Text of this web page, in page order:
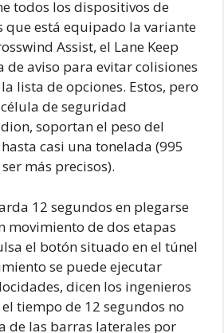
todos los dispositivos de
que está equipado la variante
Assist, el Lane Keep
de aviso para evitar colisiones
lista de opciones. Estos, pero
de seguridad
soportan el peso del
casi una tonelada (995
más precisos).
12 segundos en plegarse
movimiento de dos etapas
el botón situado en el túnel
se puede ejecutar
dicen los ingenieros
tiempo de 12 segundos no
de las barras laterales por